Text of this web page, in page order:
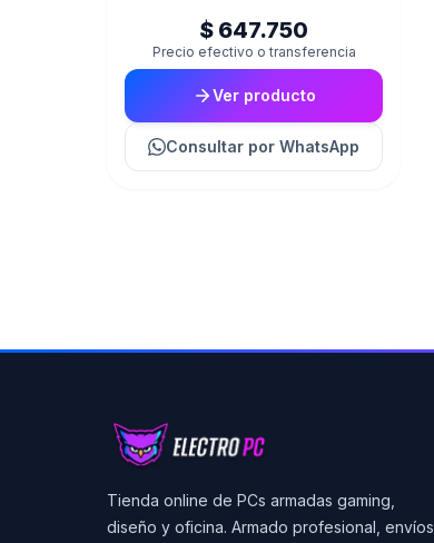
$ 647.750
Precio efectivo o transferencia
Ver producto
Consultar por WhatsApp
Tienda online de PCs armadas gaming,
diseño y oficina. Armado profesional, envíos